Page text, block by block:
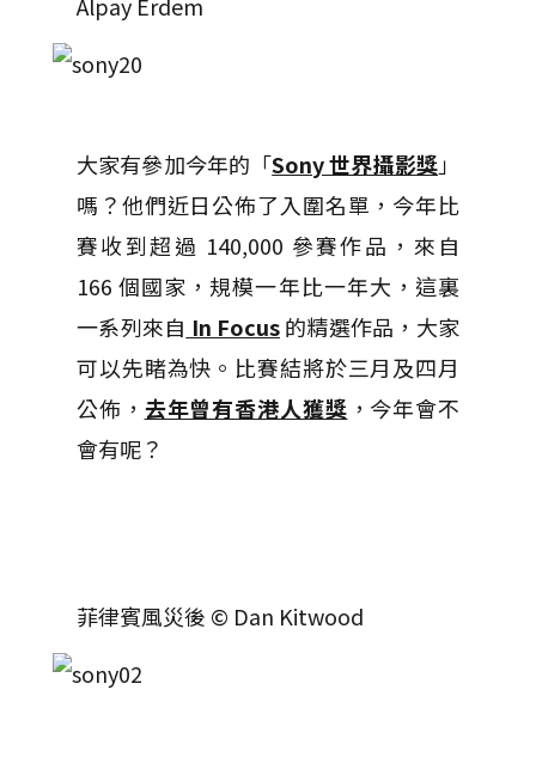
大家有參加今年的「Sony 世界攝影獎」
嗎？他們近日公佈了入圍名單，今年比
賽收到超過 140,000 參賽作品，來自
166 個國家，規模一年比一年大，這裏
一系列來自 In Focus的精選作品，大家
可以先睹為快。比賽結將於三月及四月
公佈， 去年曾有香港人獲獎 ，今年會不
會有呢？
菲律賓風災後 © Dan Kitwood